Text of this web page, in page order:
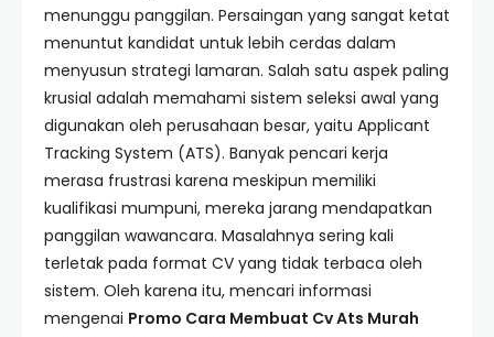
menunggu panggilan. Persaingan yang sangat ketat
menuntut kandidat untuk lebih cerdas dalam
menyusun strategi lamaran. Salah satu aspek paling
krusial adalah memahami sistem seleksi awal yang
digunakan oleh perusahaan besar, yaitu Applicant
Tracking System (ATS). Banyak pencari kerja
merasa frustrasi karena meskipun memiliki
kualifikasi mumpuni, mereka jarang mendapatkan
panggilan wawancara. Masalahnya sering kali
terletak pada format CV yang tidak terbaca oleh
sistem. Oleh karena itu, mencari informasi
mengenai Promo Cara Membuat Cv Ats Murah